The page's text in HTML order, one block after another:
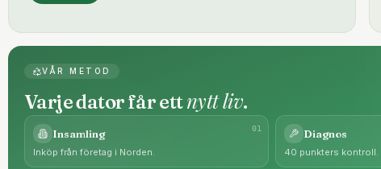
VÅR METOD
Varje dator får ettnytt liv.
01
Insamling
Inköp från företag i Norden.
Diagnos
40 punkters kontroll.